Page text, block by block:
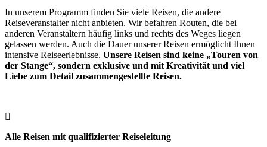
In unserem Programm finden Sie viele Reisen, die andere
Reiseveranstalter nicht anbieten. Wir befahren Routen, die bei
anderen Veranstaltern häufig links und rechts des Weges liegen
gelassen werden. Auch die Dauer unserer Reisen ermöglicht Ihnen
intensive Reiseerlebnisse. Unsere Reisen sind keine „Touren von
der Stange“, sondern exklusive und mit Kreativität und viel
Liebe zum Detail zusammengestellte Reisen.
Alle Reisen mit qualifizierter Reiseleitung